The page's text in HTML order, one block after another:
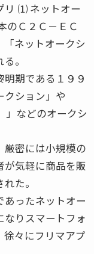
リ ⑴ ネットオー
Ｃ２Ｃ－ＥＣ
ネットオークシ
。
期である１９９
クション」や
」などのオークシ
厳密には小規模の
が気軽に商品を販
た。
ったネットオー
なりスマートフォ
徐々にフリマアプ